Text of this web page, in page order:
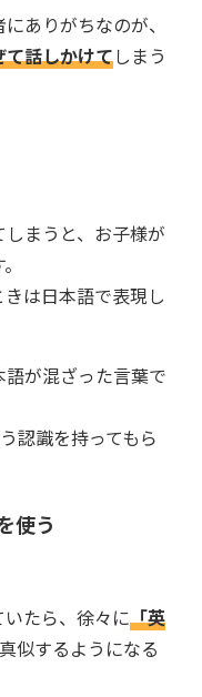
ありがちなのが、
て話しかけてしまう
まうと、お子様が
は日本語で表現し
が混ざった言葉で
認識を持ってもら
使う
たら、徐々に「英
似するようになる